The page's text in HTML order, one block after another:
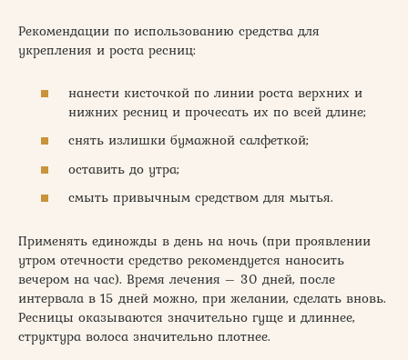
Рекомендации по использованию средства для
укрепления и роста ресниц:
нанести кисточкой по линии роста верхних и
нижних ресниц и прочесать их по всей длине;
снять излишки бумажной салфеткой;
оставить до утра;
смыть привычным средством для мытья.
Применять единожды в день на ночь (при проявлении
утром отечности средство рекомендуется наносить
вечером на час). Время лечения – 30 дней, после
интервала в 15 дней можно, при желании, сделать вновь.
Ресницы оказываются значительно гуще и длиннее,
структура волоса значительно плотнее.